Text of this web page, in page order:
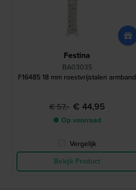
Festina
BA03035
F16485 18 mm roestvrijstalen armband
€ 57,- € 44,95
● Op voorraad
Vergelijk
Bekijk Product